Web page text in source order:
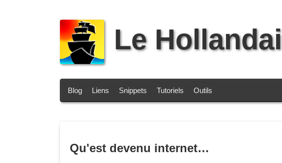
Le
Blog Liens Snippets Tutoriels Outils
Qu'est devenu internet…